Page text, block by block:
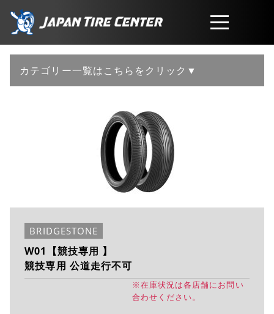
取扱商品
工賃・サービスについて
カテゴリー一覧はこちらをクリック▼
BRIDGESTONE
W01【競技専用 】
競技専用 公道走行不可
※在庫状況は各店舗にお問い
合わせください。